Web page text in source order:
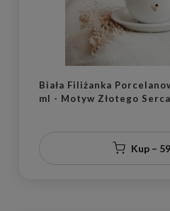
Biała Filiżanka
ml - Motyw Złotego
Kup –